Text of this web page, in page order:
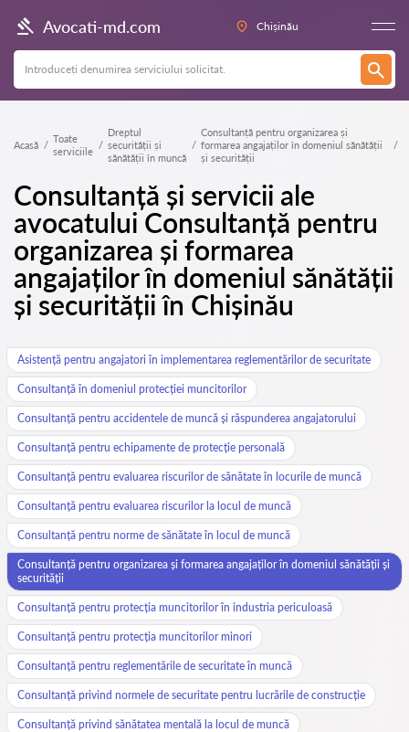
Avocati-md.com Chișinău
Acasă
Toate
serviciile
Dreptul
securității și
sănătății în muncă
Consultanță pentru organizarea și
formarea angajaților în domeniul sănătății
și securității
Consultanță și servicii ale
avocatului Consultanță pentru
organizarea și formarea
angajaților în domeniul sănătății
și securității în Chișinău
Asistență pentru angajatori în implementarea reglementărilor de securitate
Consultanță în domeniul protecției muncitorilor
Consultanță pentru accidentele de muncă și răspunderea angajatorului
Consultanță pentru echipamente de protecție personală
Consultanță pentru evaluarea riscurilor de sănătate în locurile de muncă
Consultanță pentru evaluarea riscurilor la locul de muncă
Consultanță pentru norme de sănătate în locul de muncă
Consultanță pentru organizarea și formarea angajaților în domeniul sănătății și
securității
Consultanță pentru protecția muncitorilor în industria periculoasă
Consultanță pentru protecția muncitorilor minori
Consultanță pentru reglementările de securitate în muncă
Consultanță privind normele de securitate pentru lucrările de construcție
Consultanță privind sănătatea mentală la locul de muncă